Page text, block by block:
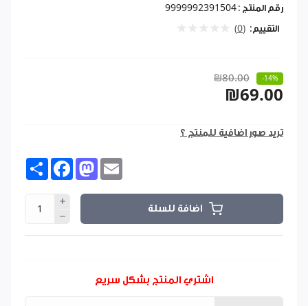
رقم المنتج : 9999992391504
التقييم: (0)
₪80.00 -14%
₪69.00
تريد صور اضافية للمنتج ؟
Share FacebookMastodon
اضافة للسلة
اشتري المنتج بشكل سريع